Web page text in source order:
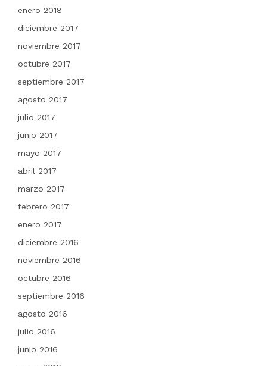
enero 2018
diciembre 2017
noviembre 2017
octubre 2017
septiembre 2017
agosto 2017
julio 2017
junio 2017
mayo 2017
abril 2017
marzo 2017
febrero 2017
enero 2017
diciembre 2016
noviembre 2016
octubre 2016
septiembre 2016
agosto 2016
julio 2016
junio 2016